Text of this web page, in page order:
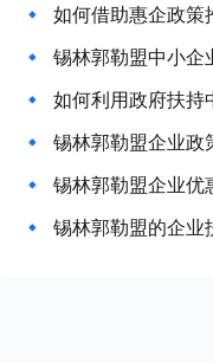
如何借助惠企政策
锡林郭勒盟中小企
如何利用政府扶持
锡林郭勒盟企业政
锡林郭勒盟企业优
锡林郭勒盟的企业